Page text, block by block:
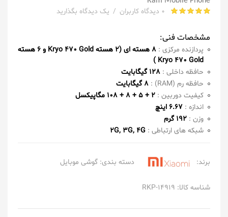
0 دیدگاه کاربران / یک دیدگاه بگذارید
مشخصات فنی:
پردازنده مرکزی :
8 هسته ای (2 هسته Kryo 470 Gold و 6 هسته
Kryo 470 Gold )
حافظه داخلی : 128 گیگابایت
حافظه رم (RAM) :
8 گیگابایت
کیفیت دوربین : 2 + 5 + 8 + 108 مگاپیکسل
اندازه : 6.67 اینچ
وزن : 192 گرم
شبکه های ارتباطی : 2G, 3G, 4G
برند: دسته بندی: گوشی موبایل
شناسه کالا: RKP-14919